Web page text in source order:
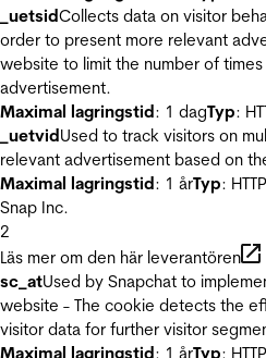
_uetsidCollects data on visitor
order to present more relevant
website to limit the number of
advertisement.
Maximal lagringstid: 1 dagTyp:
_uetvidUsed to track visitors on
relevant advertisement based on
Maximal lagringstid: 1 årTyp:
Snap Inc.
2
Läs mer om den här leverantören
sc_atUsed by Snapchat to
website - The cookie detects the
visitor data for further visitor
Maximal lagringstid: 1 årTyp: